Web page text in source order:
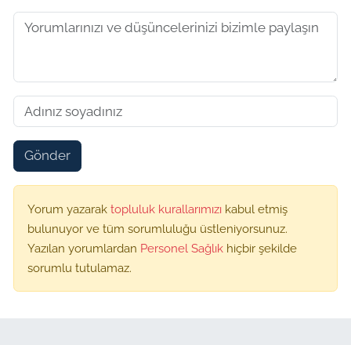
Gönder
Yorum yazarak topluluk kurallarımızı kabul etmiş
bulunuyor ve tüm sorumluluğu üstleniyorsunuz.
Yazılan yorumlardan Personel Sağlık hiçbir şekilde
sorumlu tutulamaz.